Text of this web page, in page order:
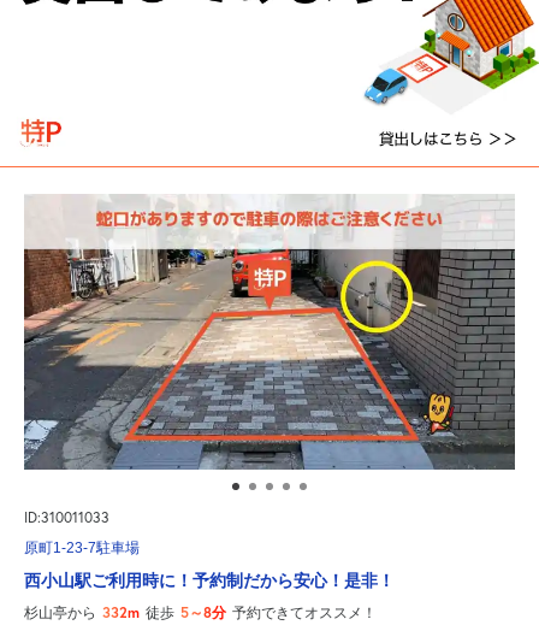
ID:310011033
原町1-23-7駐車場
西小山駅ご利用時に！予約制だから安心！是非！
杉山亭から 332m 徒歩 5～8分 予約できてオススメ！